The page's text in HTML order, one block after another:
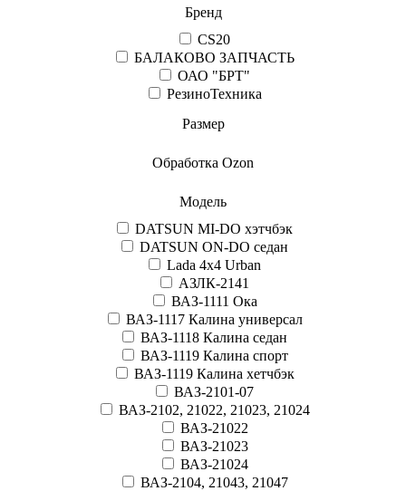
Бренд
CS20
БАЛАКОВО ЗАПЧАСТЬ
ОАО "БРТ"
РезиноТехника
Размер
Обработка Ozon
Модель
DATSUN MI-DO хэтчбэк
DATSUN ON-DO седан
Lada 4x4 Urban
АЗЛК-2141
ВАЗ-1111 Ока
ВАЗ-1117 Калина универсал
ВАЗ-1118 Калина седан
ВАЗ-1119 Калина спорт
ВАЗ-1119 Калина хетчбэк
ВАЗ-2101-07
ВАЗ-2102, 21022, 21023, 21024
ВАЗ-21022
ВАЗ-21023
ВАЗ-21024
ВАЗ-2104, 21043, 21047